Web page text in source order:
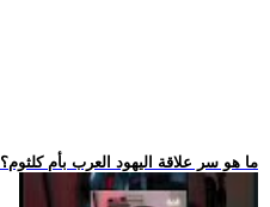
.. ما هو سر علاقة اليهود العرب بأم كلثوم؟